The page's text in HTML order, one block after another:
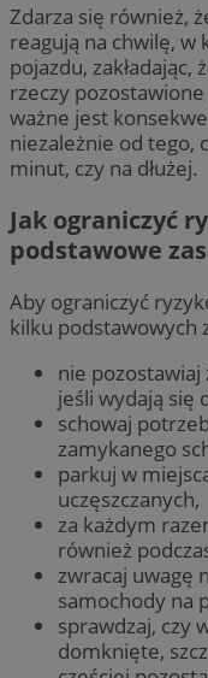
Zdarza się również,
reagują na chwilę, w
pojazdu,
rzeczy
ważne jest
niezależnie od tego,
minut, czy na dłużej.
Jak ograniczyć
podstawowe
Aby ograniczyć
kilku podstawowych
nie
jeśli wydają się
schowaj
zamykanego
parkuj w
uczęszczanych,
za każdym
również
zwracaj uwagę
samochody na
sprawdzaj, czy
domknięte,